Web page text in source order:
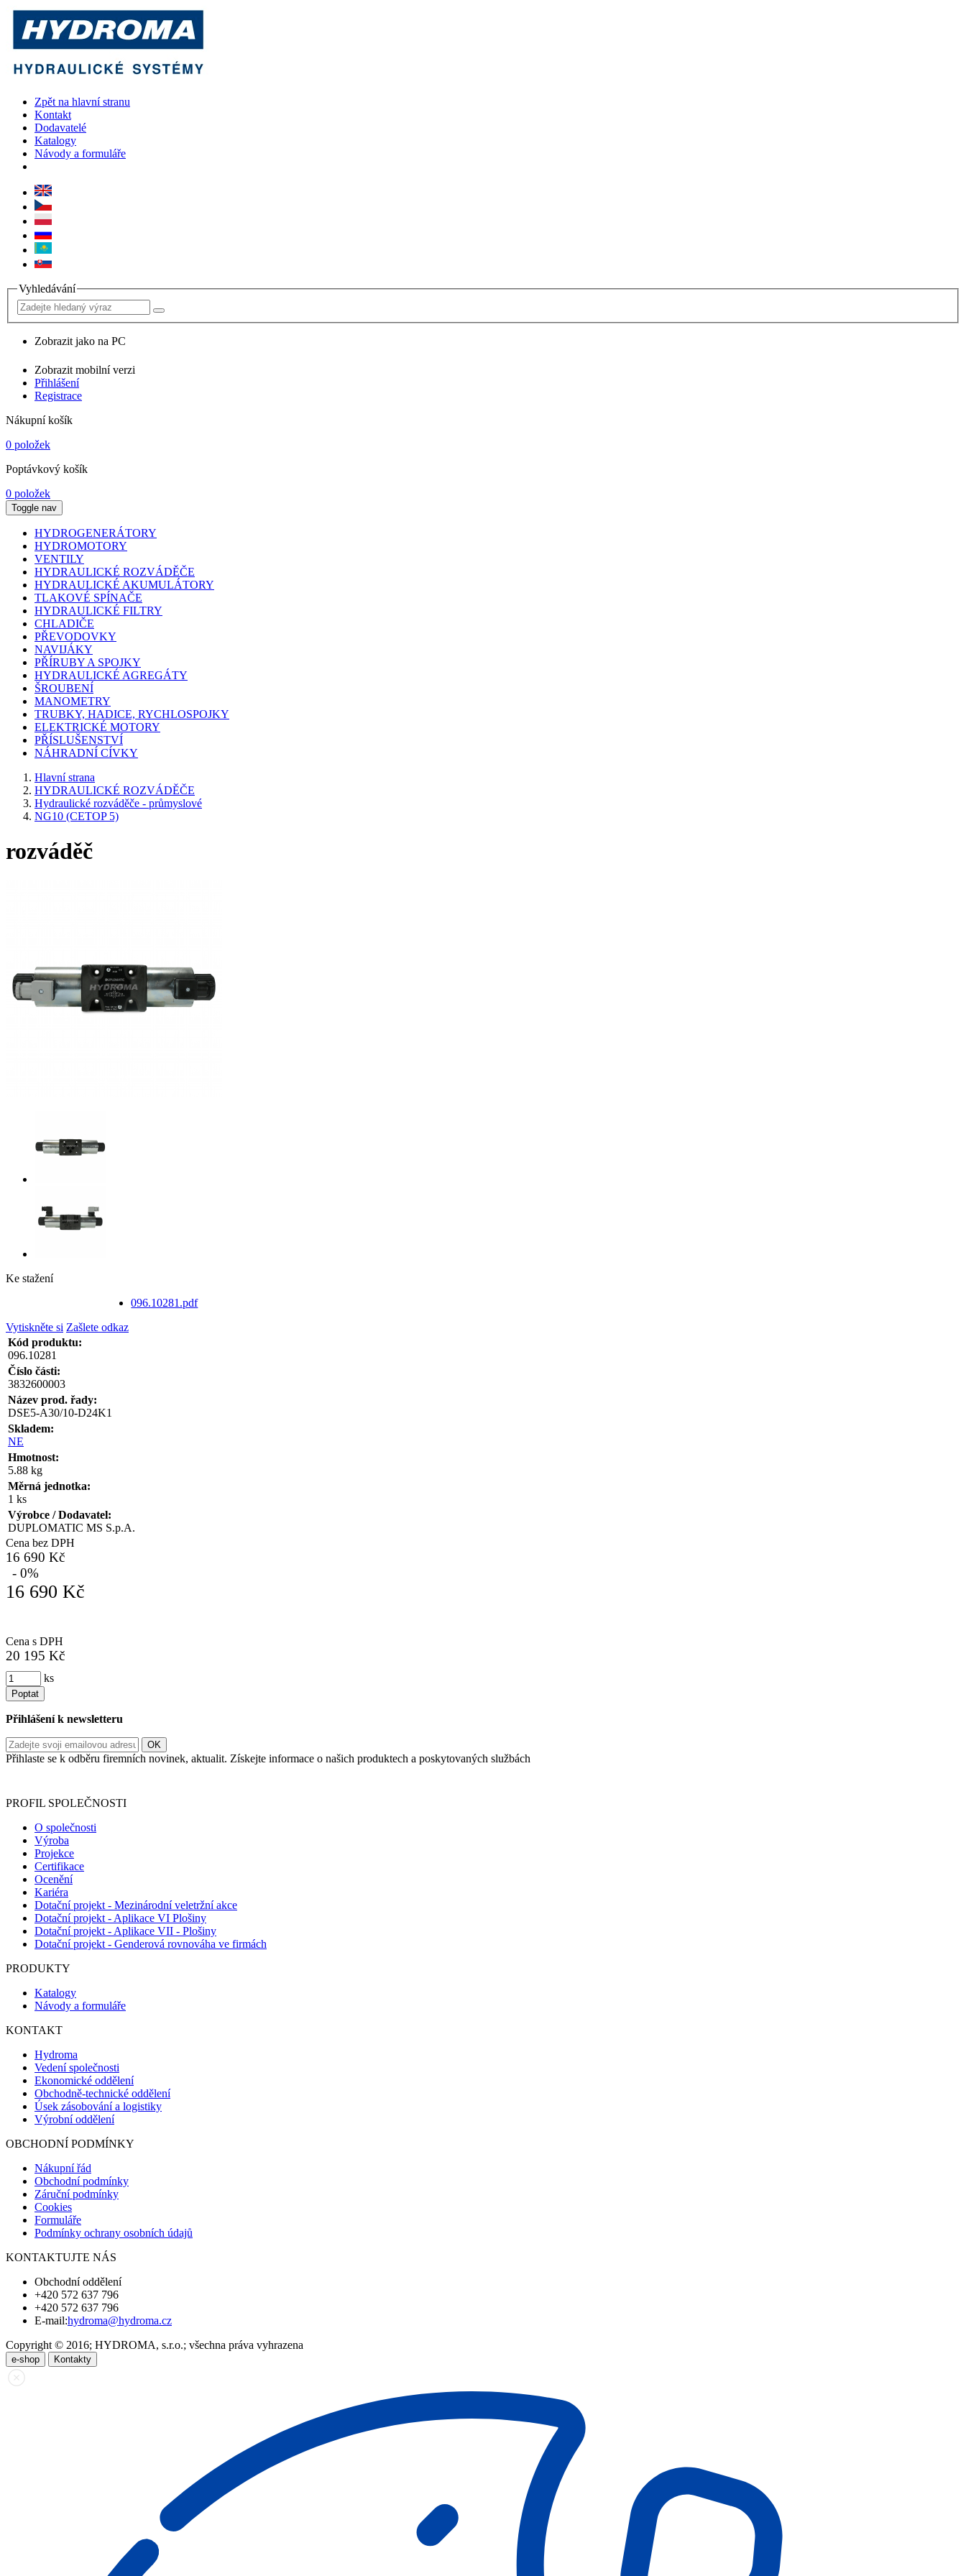
Zpět na hlavní stranu
Kontakt
Dodavatelé
Katalogy
Návody a formuláře
Vyhledávání
Zobrazit jako na PC
Zobrazit mobilní verzi
Přihlášení
Registrace
Nákupní košík
0 položek
Poptávkový košík
0 položek
Toggle nav
HYDROGENERÁTORY
HYDROMOTORY
VENTILY
HYDRAULICKÉ ROZVÁDĚČE
HYDRAULICKÉ AKUMULÁTORY
TLAKOVÉ SPÍNAČE
HYDRAULICKÉ FILTRY
CHLADIČE
PŘEVODOVKY
NAVIJÁKY
PŘÍRUBY A SPOJKY
HYDRAULICKÉ AGREGÁTY
ŠROUBENÍ
MANOMETRY
TRUBKY, HADICE, RYCHLOSPOJKY
ELEKTRICKÉ MOTORY
PŘÍSLUŠENSTVÍ
NÁHRADNÍ CÍVKY
Hlavní strana
HYDRAULICKÉ ROZVÁDĚČE
Hydraulické rozváděče - průmyslové
NG10 (CETOP 5)
rozváděč
Ke stažení
096.10281.pdf
Vytiskněte si Zašlete odkaz
Kód produktu:
096.10281
Číslo části:
3832600003
Název prod. řady:
DSE5-A30/10-D24K1
Skladem:
NE
Hmotnost:
5.88 kg
Měrná jednotka:
1 ks
Výrobce / Dodavatel:
DUPLOMATIC MS S.p.A.
Cena bez DPH
16 690 Kč
- 0%
16 690 Kč
Cena s DPH
20 195 Kč
ks
Poptat
Přihlášení k newsletteru
Přihlaste se k odběru firemních novinek, aktualit. Získejte informace o našich produktech a poskytovaných službách
PROFIL SPOLEČNOSTI
O společnosti
Výroba
Projekce
Certifikace
Ocenění
Kariéra
Dotační projekt - Mezinárodní veletržní akce
Dotační projekt - Aplikace VI Plošiny
Dotační projekt - Aplikace VII - Plošiny
Dotační projekt - Genderová rovnováha ve firmách
PRODUKTY
Katalogy
Návody a formuláře
KONTAKT
Hydroma
Vedení společnosti
Ekonomické oddělení
Obchodně-technické oddělení
Úsek zásobování a logistiky
Výrobní oddělení
OBCHODNÍ PODMÍNKY
Nákupní řád
Obchodní podmínky
Záruční podmínky
Cookies
Formuláře
Podmínky ochrany osobních údajů
KONTAKTUJTE NÁS
Obchodní oddělení
+420 572 637 796
+420 572 637 796
E-mail:hydroma@hydroma.cz
Copyright © 2016; HYDROMA, s.r.o.; všechna práva vyhrazena
e-shop Kontakty